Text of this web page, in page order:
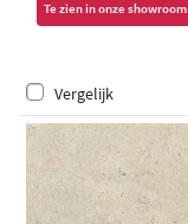
Te zien in onze showroom
Vergelijk